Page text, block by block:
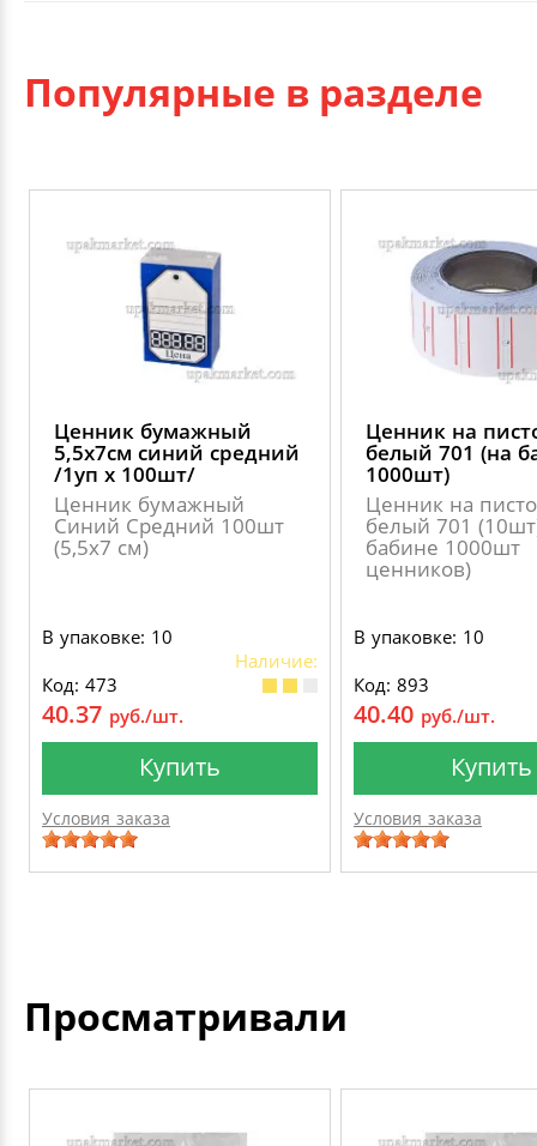
Популярные в разделе
Ценник бумажный
5,5х7см синий средний
/1уп х 100шт/
Ценник бумажный
Синий Средний 100шт
(5,5х7 см)
В упаковке: 10
Наличие:
Код: 473
40.37 руб./шт.
Купить
Условия заказа
Ценник на
белый 701 (на
1000шт)
Ценник на
белый 701
бабине 1000шт
ценников)
В упаковке: 10
Код: 893
40.40 руб./шт.
Купить
Условия заказа
Просматривали